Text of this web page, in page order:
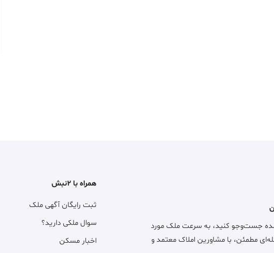
جست‌وجو کنید، به سرعت ملک مورد
مطمئن، با مشاورین املاک معتمد و
همراه با ۲نبش
ثبت رایگان آگهی ملک
سوال ملکی دارید؟
اخبار مسکن